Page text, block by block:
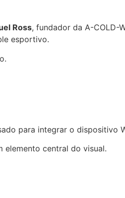
Ross, fundador da A-COLD-
esportivo.
para integrar o dispositivo
elemento central do visual.